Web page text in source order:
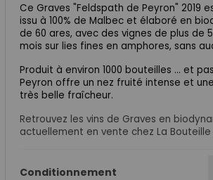
Ce Graves "Feldspath de Peyron" 2019
issu à 100% de Malbec et élaboré en
de 60 ares, avec des vignes de plus de
mois sur lies fines en amphores, sans
Produit à environ 1000 bouteilles ... et
Peyron offre un nez fruité intense et
très belle fraîcheur.
Retrouvez les vins de Graves en
actuellement en vente chez La Bouteille
Conditionnement